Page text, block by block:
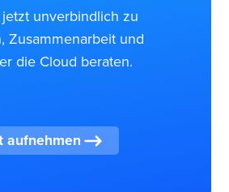
unverbindlich zu
Zusammenarbeit und
die Cloud beraten.
aufnehmen